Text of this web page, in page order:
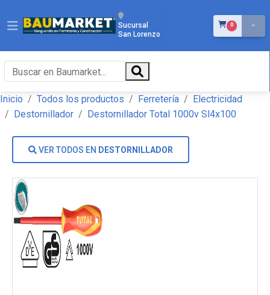
Sucursal
San Lorenzo
0ÍTEMS EN EL
Inicio Todos los productos Ferretería
Electricidad
Destornillador
Destornillador Total 1000v Sl4x100
VER TODOS EN DESTORNILLADOR